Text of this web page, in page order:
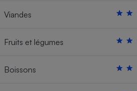
Viandes
Fruits et légumes
Boissons